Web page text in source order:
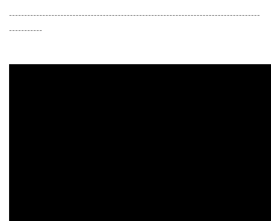
-----------------------------------------------------------------------------------
-----------